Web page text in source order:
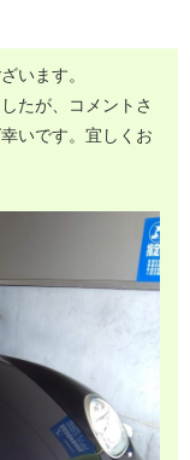
います。
たが、コメントさ
いです。宜しくお